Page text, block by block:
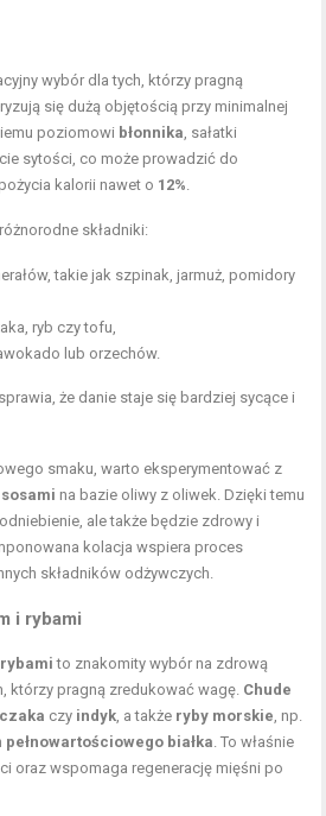
wybór dla tych, którzy pragną
się dużą objętością przy minimalnej
poziomowi błonnika , sałatki
sytości, co może prowadzić do
kalorii nawet o 12%
składniki:
takie jak szpinak, jarmuż, pomidory
ryb czy tofu,
lub orzechów.
że danie staje się bardziej sycące i
smaku, warto eksperymentować z
sosami na bazie oliwy z oliwek. Dzięki temu
ale także będzie zdrowy i
kolacja wspiera proces
składników odżywczych.
i rybami
rybami to znakomity wybór na zdrową
którzy pragną zredukować wagę. Chude
czy indyk , a także ryby morskie , np.
pełnowartościowego białka . To właśnie
oraz wspomaga regenerację mięśni po